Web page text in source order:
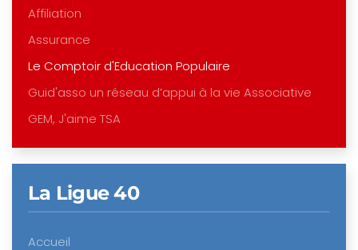
Affiliation
Assurance
Le Comptoir d'Education Populaire
Guid'asso un réseau d’appui à la vie Associative
GEM, J'aime TSA
La Ligue 40
Accueil